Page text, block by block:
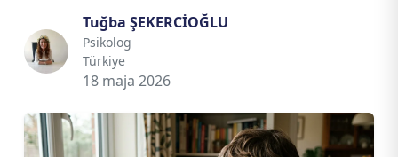
Tuğba ŞEKERCİOĞLU
Psikolog
Türkiye
18 maja 2026